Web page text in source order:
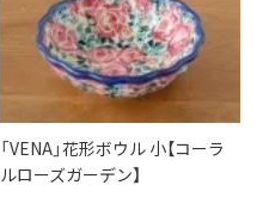
「VENA」花形ボウル 小【コーラ
ルローズガーデン】